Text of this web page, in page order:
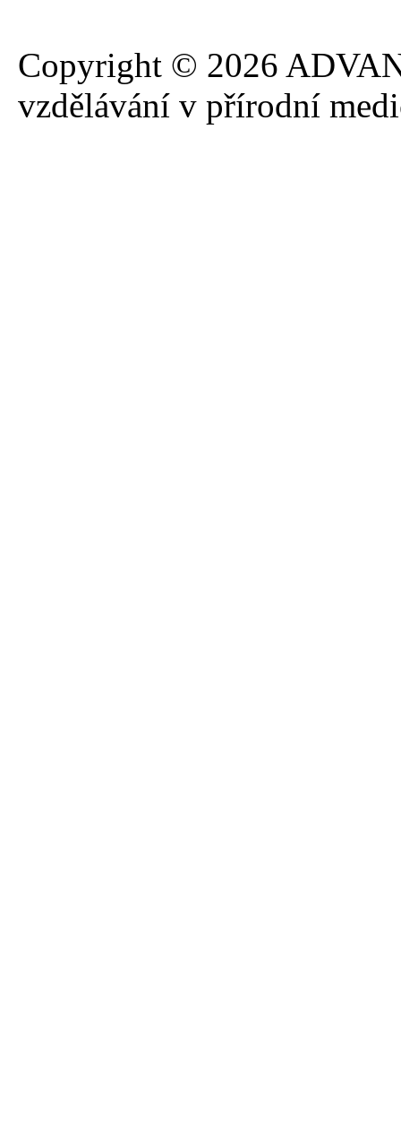
Copyright © 2026
vzdělávání v přírodní